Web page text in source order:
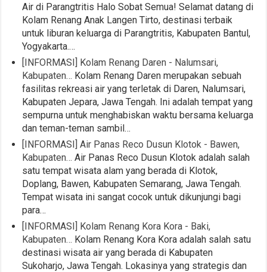
Air di Parangtritis Halo Sobat Semua! Selamat datang di
Kolam Renang Anak Langen Tirto, destinasi terbaik
untuk liburan keluarga di Parangtritis, Kabupaten Bantul,
Yogyakarta.…
[INFORMASI] Kolam Renang Daren - Nalumsari,
Kabupaten… Kolam Renang Daren merupakan sebuah
fasilitas rekreasi air yang terletak di Daren, Nalumsari,
Kabupaten Jepara, Jawa Tengah. Ini adalah tempat yang
sempurna untuk menghabiskan waktu bersama keluarga
dan teman-teman sambil…
[INFORMASI] Air Panas Reco Dusun Klotok - Bawen,
Kabupaten… Air Panas Reco Dusun Klotok adalah salah
satu tempat wisata alam yang berada di Klotok,
Doplang, Bawen, Kabupaten Semarang, Jawa Tengah.
Tempat wisata ini sangat cocok untuk dikunjungi bagi
para…
[INFORMASI] Kolam Renang Kora Kora - Baki,
Kabupaten… Kolam Renang Kora Kora adalah salah satu
destinasi wisata air yang berada di Kabupaten
Sukoharjo, Jawa Tengah. Lokasinya yang strategis dan